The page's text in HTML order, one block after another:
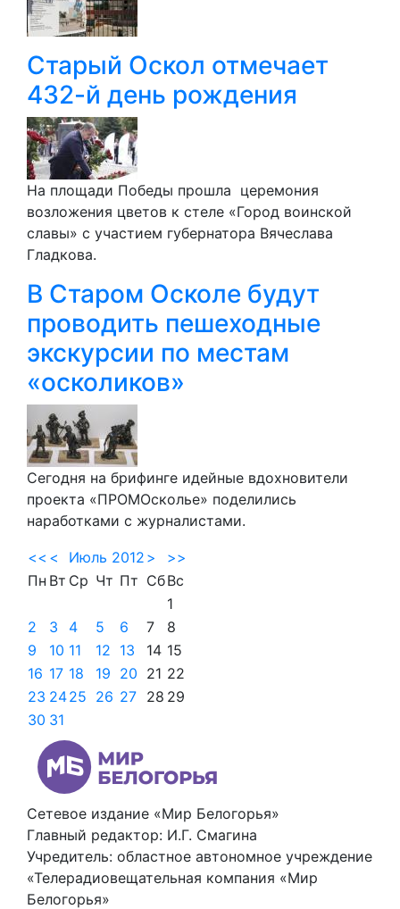
Старый Оскол отмечает
432-й день рождения
На площади Победы прошла церемония
возложения цветов к стеле «Город воинской
славы» с участием губернатора Вячеслава
Гладкова.
В Старом Осколе будут
проводить пешеходные
экскурсии по местам
«осколиков»
Сегодня на брифинге идейные вдохновители
проекта «ПРОМОсколье» поделились
наработками с журналистами.
<< < Июль 2012 >
>>
Пн Вт Ср Чт Пт СбВс
1
2
3 4 5 6 7
8
9
10 11 12 13 14 15
16 17 18 19 20 21 22
23 2425 26 27 28 29
30 31
Сетевое издание «Мир Белогорья»
Главный редактор: И.Г. Смагина
Учредитель: областное автономное учреждение
«Телерадиовещательная компания «Мир
Белогорья»